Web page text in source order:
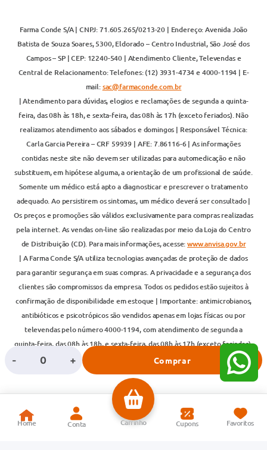
- + Comprar
Farma Conde S/A | CNPJ: 71.605.265/0213-20 | Endereço: Avenida João
Batista de Souza Soares, 5300, Eldorado – Centro Industrial, São José dos
Campos – SP | CEP: 12240-540 | Atendimento Cliente, Televendas e
Central de Relacionamento: Telefones: (12) 3931-4734 e 4000-1194 | E-
mail:sac@farmaconde.com.br
| Atendimento para dúvidas, elogios e reclamações de segunda a quinta-
feira, das 08h às 18h, e sexta-feira, das 08h às 17h (exceto feriados). Não
realizamos atendimento aos sábados e domingos | Responsável Técnica:
Carla Garcia Pereira – CRF 59939 | AFE: 7.86116-6 | As informações
contidas neste site não devem ser utilizadas para automedicação e não
substituem, em hipótese alguma, a orientação de um profissional de saúde.
Somente um médico está apto a diagnosticar e prescrever o tratamento
adequado. Ao persistirem os sintomas, um médico deverá ser consultado |
Os preços e promoções são válidos exclusivamente para compras realizadas
pela internet. As vendas on-line são realizadas por meio da Loja do Centro
de Distribuição (CD). Para mais informações, acesse:www.anvisa.gov.br
| A Farma Conde S/A utiliza tecnologias avançadas de proteção de dados
para garantir segurança em suas compras. A privacidade e a segurança dos
clientes são compromissos da empresa. Todos os pedidos estão sujeitos à
confirmação de disponibilidade em estoque | Importante: antimicrobianos,
antibióticos e psicotrópicos são vendidos apenas em lojas físicas ou por
televendas pelo número 4000-1194, com atendimento de segunda a
quinta-feira, das 08h às 18h, e sexta-feira, das 08h às 17h (exceto feriados),
conforme Portaria nº 344/1999 do Ministério da Saúde.